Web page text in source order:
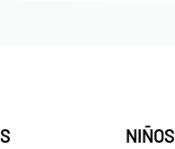
NIÑOS